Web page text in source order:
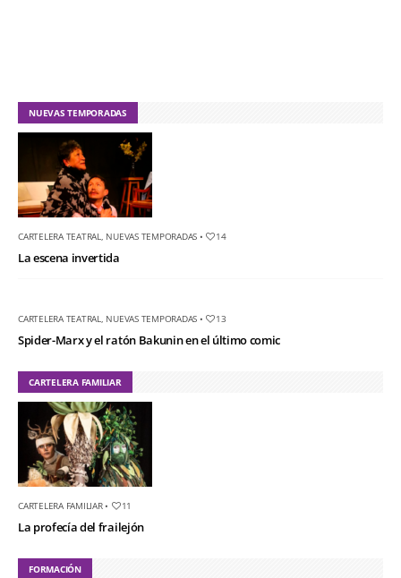
NUEVAS TEMPORADAS
CARTELERA TEATRAL NUEVAS TEMPORADAS • 14
La escena invertida
CARTELERA TEATRAL NUEVAS TEMPORADAS • 13
Spider-Marx y el ratón Bakunin en el último comic
CARTELERA FAMILIAR
CARTELERA FAMILIAR• 11
La profecía del frailejón
FORMACIÓN